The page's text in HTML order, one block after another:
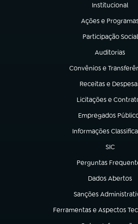
Institucional
(abre em nova
Ações e
(abre em nova aba)
Participação Social
(abre em nova aba)
Auditorias
(abre em nova
Convênios e
(abre em nova aba)
Receitas e
(abre em nova aba)
Licitações e
(abre em nova aba)
Empregados
(abre em nova aba)
Informações
(abre em nova aba)
SIC
(abre em
Perguntas
(abre em nova aba)
Dados Abertos
(abre em nova
Sanções
(abre em nova aba)
Ferramentas e Aspectos
(abre em nova aba)